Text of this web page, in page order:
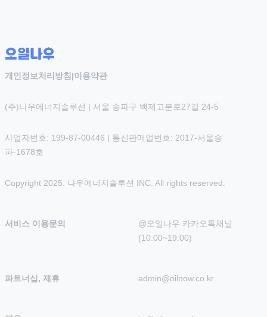
개인정보처리방침 |이용약관
(주)나우에너지솔루션 | 서울 송파구 백제고분로27길 24-5
사업자번호: 199-87-00446 | 통신판매업번호: 2017-서울송
파-1678호
Copyright 2025. 나우에너지솔루션 INC. All rights reserved.
서비스 이용문의
@오일나우 카카오톡채널
(10:00~19:00)
파트너십, 제휴 admin@oilnow.co.kr